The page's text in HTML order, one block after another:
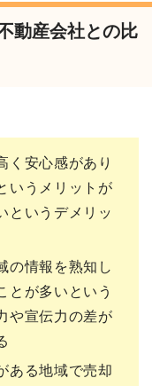
動産会社との比
く安心感があり
いうメリットが
というデメリッ
の情報を熟知し
とが多いという
や宣伝力の差が
ある地域で売却